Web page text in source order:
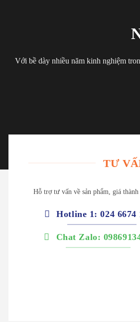
Với bề dày nhiều năm kinh nghiệm
TƯ
Hỗ trợ tư vấn về sản phẩm, giá
Hotline 1: 024 6674
Chat Zalo: